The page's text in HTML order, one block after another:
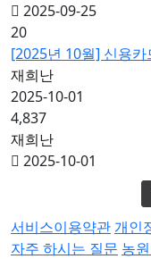
2025-09-25
20
[2025년 10월] 신용
재희난
2025-10-01
4,837
재희난
2025-10-01
서비스이용약관 개인
자주 하시는 질문 농